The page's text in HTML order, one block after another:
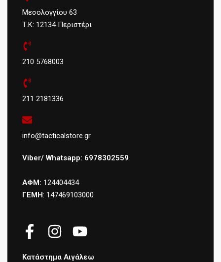
Μεσολογγίου 63
Τ.Κ: 12134 Περιστέρι
210 5768003
211 2181336
info@tacticalstore.gr
Viber/ Whatsapp: 6978302559
ΑΦΜ: 124404434
ΓΕΜΗ: 147469103000
Κατάστημα Αιγάλεω